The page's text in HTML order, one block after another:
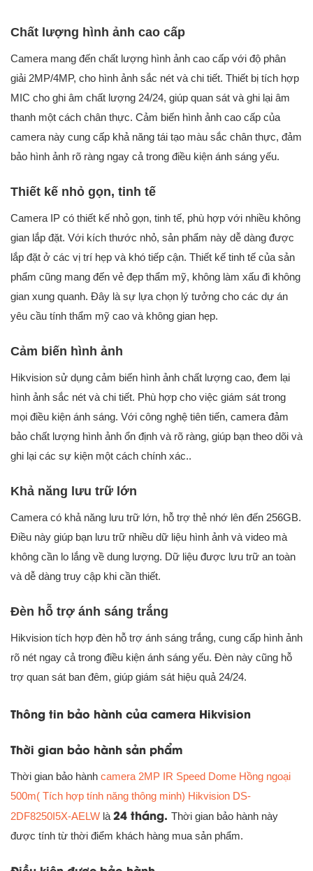
Chất lượng hình ảnh cao cấp
Camera mang đến chất lượng hình ảnh cao cấp với độ phân
giải 2MP/4MP, cho hình ảnh sắc nét và chi tiết. Thiết bị tích hợp
MIC cho ghi âm chất lượng 24/24, giúp quan sát và ghi lại âm
thanh một cách chân thực. Cảm biến hình ảnh cao cấp của
camera này cung cấp khả năng tái tạo màu sắc chân thực, đảm
bảo hình ảnh rõ ràng ngay cả trong điều kiện ánh sáng yếu.
Thiết kế nhỏ gọn, tinh tế
Camera IP có thiết kế nhỏ gọn, tinh tế, phù hợp với nhiều không
gian lắp đặt. Với kích thước nhỏ, sản phẩm này dễ dàng được
lắp đặt ở các vị trí hẹp và khó tiếp cận. Thiết kế tinh tế của sản
phẩm cũng mang đến vẻ đẹp thẩm mỹ, không làm xấu đi không
gian xung quanh. Đây là sự lựa chọn lý tưởng cho các dự án
yêu cầu tính thẩm mỹ cao và không gian hẹp.
Cảm biến hình ảnh
Hikvision sử dụng cảm biến hình ảnh chất lượng cao, đem lại
hình ảnh sắc nét và chi tiết. Phù hợp cho việc giám sát trong
mọi điều kiện ánh sáng. Với công nghệ tiên tiến, camera đảm
bảo chất lượng hình ảnh ổn định và rõ ràng, giúp bạn theo dõi và
ghi lại các sự kiện một cách chính xác..
Khả năng lưu trữ lớn
Camera có khả năng lưu trữ lớn, hỗ trợ thẻ nhớ lên đến 256GB.
Điều này giúp bạn lưu trữ nhiều dữ liệu hình ảnh và video mà
không cần lo lắng về dung lượng. Dữ liệu được lưu trữ an toàn
và dễ dàng truy cập khi cần thiết.
Đèn hỗ trợ ánh sáng trắng
Hikvision tích hợp đèn hỗ trợ ánh sáng trắng, cung cấp hình ảnh
rõ nét ngay cả trong điều kiện ánh sáng yếu. Đèn này cũng hỗ
trợ quan sát ban đêm, giúp giám sát hiệu quả 24/24.
Thông tin bảo hành của camera Hikvision
Thời gian bảo hành sản phẩm
Thời gian bảo hành camera 2MP IR Speed Dome Hồng ngoại
500m( Tích hợp tính năng thông minh) Hikvision DS-
2DF8250I5X-AELW là 24 tháng. Thời gian bảo hành này
được tính từ thời điểm khách hàng mua sản phẩm.